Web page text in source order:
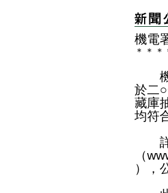
機電
＊ ＊ ＊
機
於二
藏庫
均符
詳
（
），